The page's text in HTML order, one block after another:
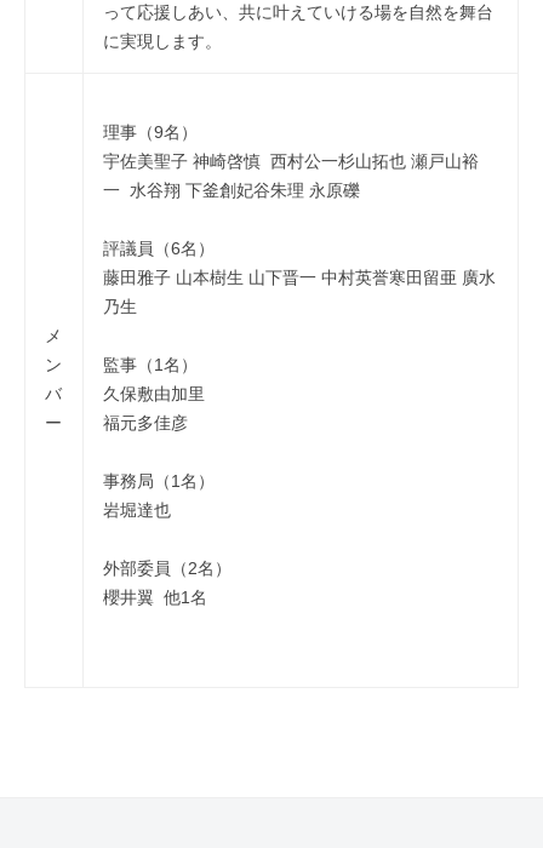
って応援しあい、共に叶えていける場を自然を舞台
に実現します。
メ
ン
バ
ー
理事（9名）
宇佐美聖子 神崎啓慎 西村公一杉山拓也 瀬戸山裕
一 水谷翔 下釜創妃谷朱理 永原礫
評議員（6名）
藤田雅子 山本樹生 山下晋一 中村英誉寒田留亜 廣水
乃生
監事（1名）
久保敷由加里
福元多佳彦
事務局（1名）
岩堀達也
外部委員（2名）
櫻井翼 他1名